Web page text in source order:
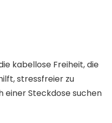
kabellose Freiheit, die
stressfreier zu
einer Steckdose suchen